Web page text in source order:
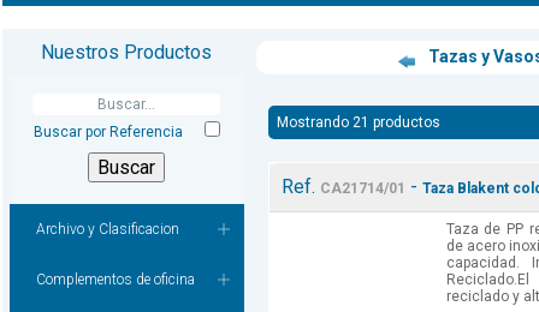
Nuestros Productos
Buscar por Referencia
Archivo y Clasificacion
Complementos de oficina
Tazas y
Mostrando 21 productos
Ref. CA21714/01 - Taza Blakent
Taza de PP
de acero
capacidad.
reciclado y